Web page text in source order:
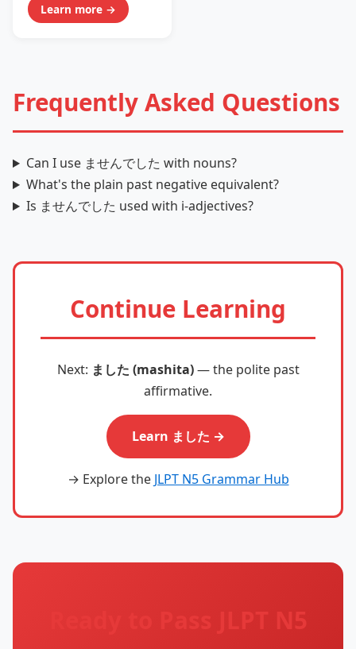
Learn more →
Frequently Asked Questions
Can I use ませんでした with nouns?
What's the plain past negative equivalent?
Is ませんでした used with i‑adjectives?
Continue Learning
Next: ました (mashita)— the polite past
affirmative.
Learn ました →
→ Explore the JLPT N5 Grammar Hub
Ready to Pass JLPT N5